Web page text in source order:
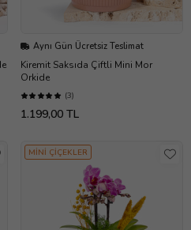
Aynı Gün Ücretsiz Teslimat
Kiremit Saksıda Çiftli Mini Mor
Orkide
(3)
1.199,00 TL
MİNİ ÇİÇEKLER